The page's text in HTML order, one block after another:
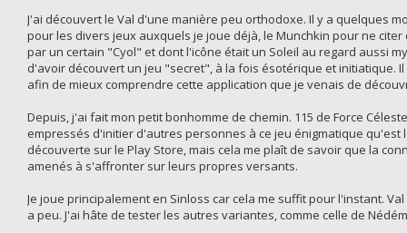
J'ai découvert le Val d'une manière peu orthodoxe. Il y a quelques
pour les divers jeux auxquels je joue déjà, le Munchkin pour ne
par un certain "Cyol" et dont l'icône était un Soleil au regard aussi
d'avoir découvert un jeu "secret", à la fois ésotérique et initiatique.
afin de mieux comprendre cette application que je venais de
Depuis, j'ai fait mon petit bonhomme de chemin. 115 de Force
empressés d'initier d'autres personnes à ce jeu énigmatique qu'est
découverte sur le Play Store, mais cela me plaît de savoir que la
amenés à s'affronter sur leurs propres versants.
Je joue principalement en Sinloss car cela me suffit pour l'instant.
a peu. J'ai hâte de tester les autres variantes, comme celle de